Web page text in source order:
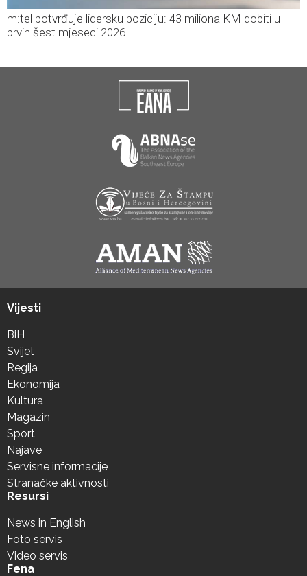
m:tel potvrđuje lidersku poziciju: 43 miliona KM dobiti u
prvih šest mjeseci 2026.
Vijesti
BiH
Svijet
Regija
Ekonomija
Kultura
Magazin
Sport
Najave
Servisne informacije
Stranačke aktivnosti
Resursi
News in English
Foto servis
Video servis
Fena